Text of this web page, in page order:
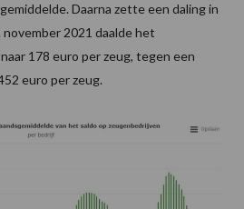
Daarna zette een daling in
2021 daalde het
178 euro per zeug, tegen een
euro per zeug.